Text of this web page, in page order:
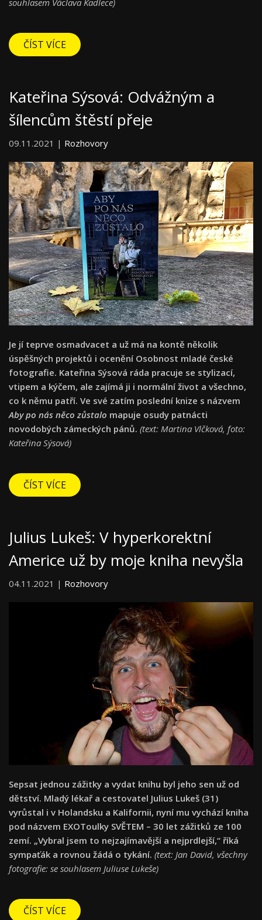
souhlasem Václava Kadlece)
ČÍST VÍCE
Kateřina Sýsová: Odvážným a
šílencům štěstí přeje
09.11.2021 | Rozhovory
Je jí teprve osmadvacet a už má na kontě několik
úspěšných projektů i ocenění Osobnost mladé české
fotografie. Kateřina Sýsová ráda pracuje se stylizací,
vtipem a kýčem, ale zajímá ji i normální život a všechno,
co k němu patří. Ve své zatím poslední knize s názvem
Aby po nás něco zůstalo mapuje osudy patnácti
novodobých zámeckých pánů. (text: Martina Vlčková, foto:
Kateřina Sýsová)
ČÍST VÍCE
Julius Lukeš: V hyperkorektní
Americe už by moje kniha nevyšla
04.11.2021 | Rozhovory
Sepsat jednou zážitky a vydat knihu byl jeho sen už od
dětství. Mladý lékař a cestovatel Julius Lukeš (31)
vyrůstal i v Holandsku a Kalifornii, nyní mu vychází kniha
pod názvem EXOToulky SVĚTEM – 30 let zážitků ze 100
zemí. „Vybral jsem to nejzajímavější a nejprdlejší,“ říká
sympaťák a rovnou žádá o tykání. (text: Jan David, všechny
fotografie: se souhlasem Juliuse Lukeše)
ČÍST VÍCE